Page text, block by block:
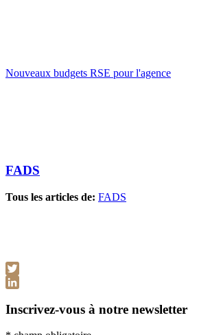
Nouveaux budgets RSE pour l'agence
FADS
Tous les articles de: FADS
Twitter
Inscrivez-vous à notre newsletter